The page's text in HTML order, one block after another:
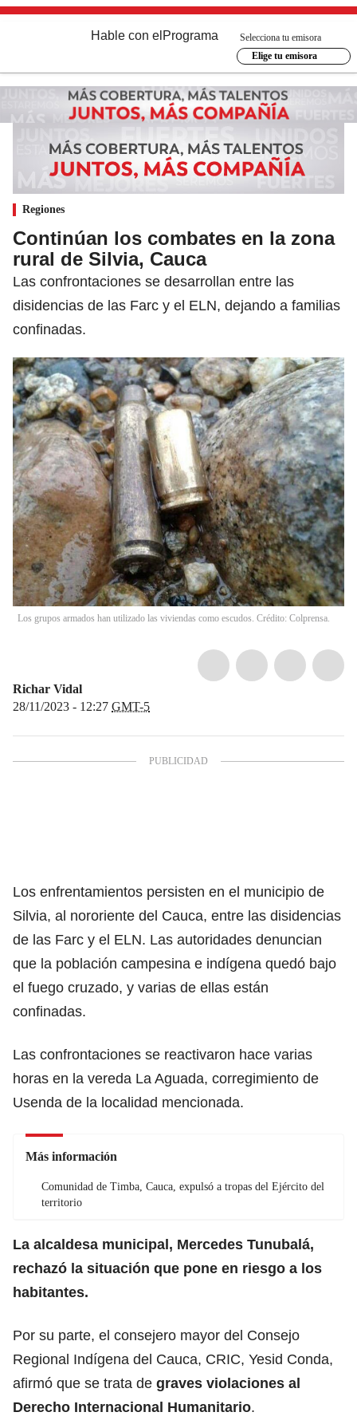
Hable con el Programa
Selecciona tu emisora
Elige tu emisora
Regiones
Continúan los combates en la zona
rural de Silvia, Cauca
Las confrontaciones se desarrollan entre las
disidencias de las Farc y el ELN, dejando a familias
confinadas.
Los grupos armados han utilizado las viviendas como escudos. Crédito: Colprensa.
Richar Vidal
28/11/2023 - 12:27 GMT-5
Los enfrentamientos persisten en el municipio de
Silvia, al nororiente del Cauca, entre las disidencias
de las Farc y el ELN. Las autoridades denuncian
que la población campesina e indígena quedó bajo
el fuego cruzado, y varias de ellas están
confinadas.
Las confrontaciones se reactivaron hace varias
horas en la vereda La Aguada, corregimiento de
Usenda de la localidad mencionada.
Más información
Comunidad de Timba, Cauca, expulsó a tropas del Ejército del
territorio
La alcaldesa municipal, Mercedes Tunubalá,
rechazó la situación que pone en riesgo a los
habitantes.
Por su parte, el consejero mayor del Consejo
Regional Indígena del Cauca, CRIC, Yesid Conda,
afirmó que se trata de graves violaciones al
Derecho Internacional Humanitario.